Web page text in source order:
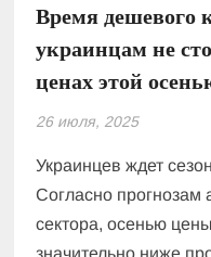
Время дешевого
украинцам не
ценах этой
26 июля, 2025
Украинцев ждет
Согласно прогнозам
сектора, осенью
значительно ниже